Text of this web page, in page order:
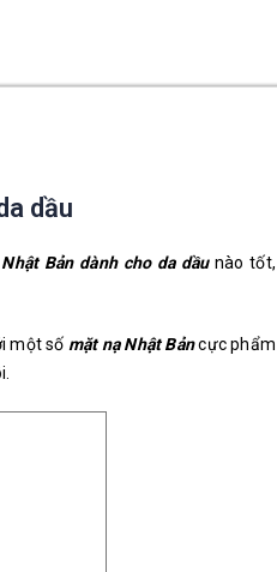
dầu
Bản dành cho da dầunào tốt,
một số mặt nạ Nhật Bảncực phẩm